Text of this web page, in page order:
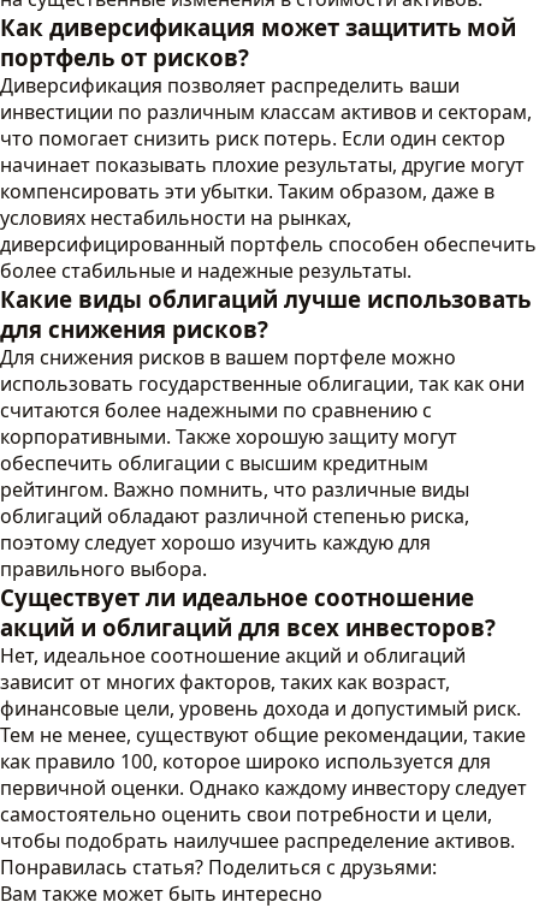
Как диверсификация может защитить мой
портфель от рисков?
Диверсификация позволяет распределить ваши
инвестиции по различным классам активов и секторам,
что помогает снизить риск потерь. Если один сектор
начинает показывать плохие результаты, другие могут
компенсировать эти убытки. Таким образом, даже в
условиях нестабильности на рынках,
диверсифицированный портфель способен обеспечить
более стабильные и надежные результаты.
Какие виды облигаций лучше использовать
для снижения рисков?
Для снижения рисков в вашем портфеле можно
использовать государственные облигации, так как они
считаются более надежными по сравнению с
корпоративными. Также хорошую защиту могут
обеспечить облигации с высшим кредитным
рейтингом. Важно помнить, что различные виды
облигаций обладают различной степенью риска,
поэтому следует хорошо изучить каждую для
правильного выбора.
Существует ли идеальное соотношение
акций и облигаций для всех инвесторов?
Нет, идеальное соотношение акций и облигаций
зависит от многих факторов, таких как возраст,
финансовые цели, уровень дохода и допустимый риск.
Тем не менее, существуют общие рекомендации, такие
как правило 100, которое широко используется для
первичной оценки. Однако каждому инвестору следует
самостоятельно оценить свои потребности и цели,
чтобы подобрать наилучшее распределение активов.
Понравилась статья? Поделиться с друзьями:
Вам также может быть интересно